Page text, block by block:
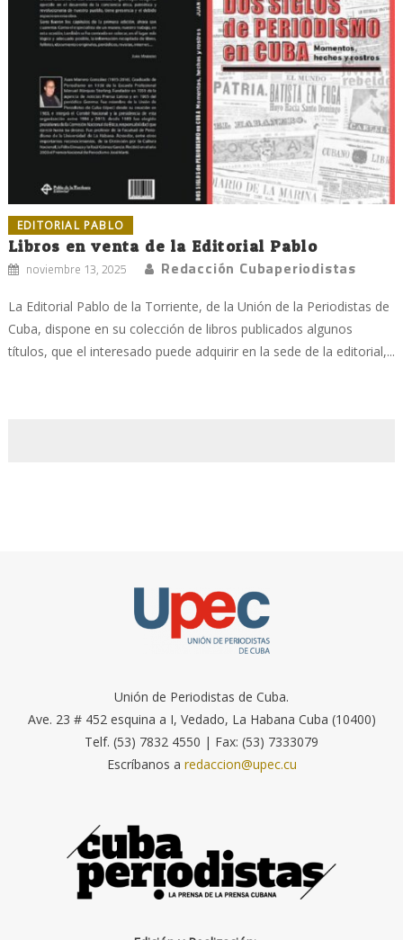
EDITORIAL PABLO
Libros en venta de la Editorial Pablo
noviembre 13, 2025 Redacción Cubaperiodistas
La Editorial Pablo de la Torriente, de la Unión de la Periodistas de
Cuba, dispone en su colección de libros publicados algunos
títulos, que el interesado puede adquirir en la sede de la editorial,...
Unión de Periodistas de Cuba.
Ave. 23 # 452 esquina a I, Vedado, La Habana Cuba (10400)
Telf. (53) 7832 4550 | Fax: (53) 7333079
Escríbanos a redaccion@upec.cu